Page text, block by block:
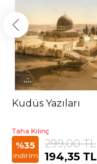
Kudüs Yazıları
Taha Kılınç
%35
indirim
299,00 TL
194,35 TL